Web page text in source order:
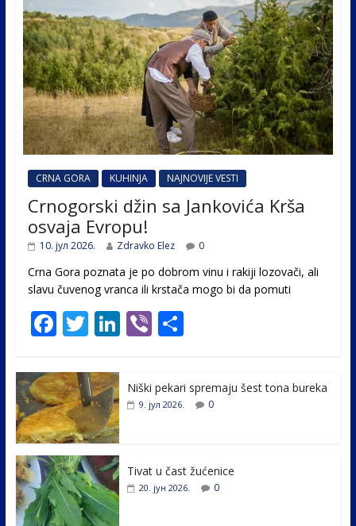
CRNA GORA KUHINJA NAJNOVIJE VESTI
Crnogorski džin sa Jankovića Krša
osvaja Evropu!
10. јул 2026. Zdravko Elez 0
Crna Gora poznata je po dobrom vinu i rakiji lozovači, ali
slavu čuvenog vranca ili krstača mogo bi da pomuti
F
e
b
o
o
k
T
itt
er
Li
e
Vi
er
S
e
Niški pekari spremaju šest tona bureka
9. јул 2026. 0
Tivat u čast žućenice
20. јун 2026. 0